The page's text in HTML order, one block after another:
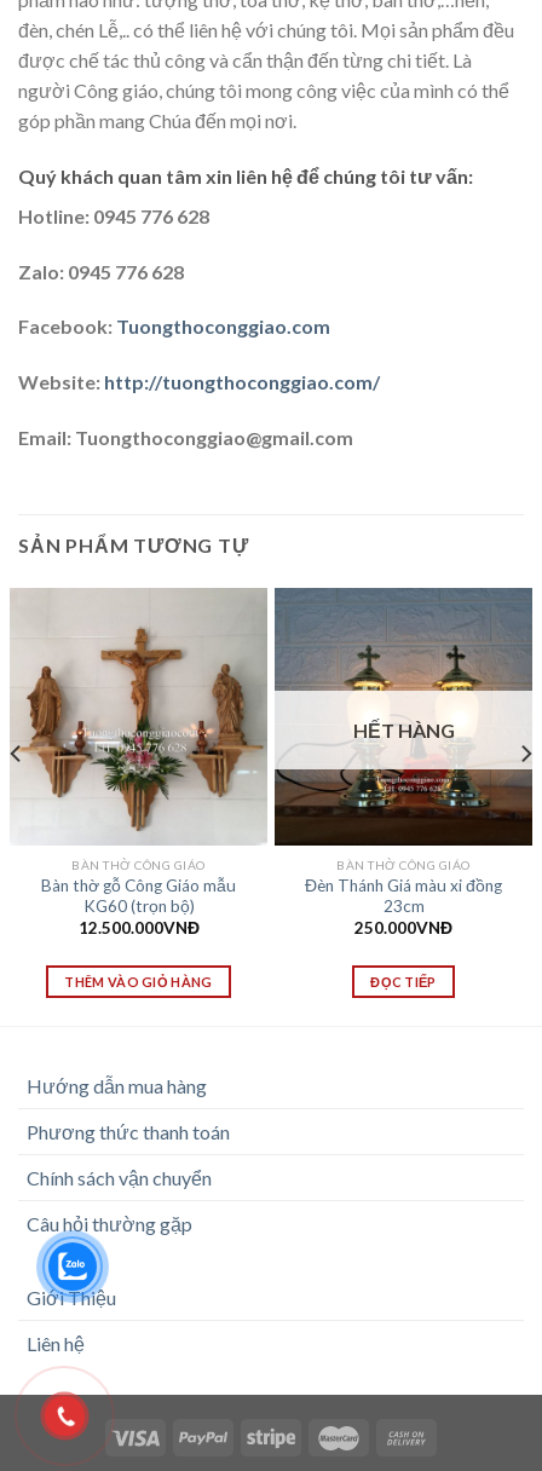
đèn, chén Lễ,.. có thể liên hệ với chúng tôi. Mọi sản phẩm đều
được chế tác thủ công và cẩn thận đến từng chi tiết. Là
người Công giáo, chúng tôi mong công việc của mình có thể
góp phần mang Chúa đến mọi nơi.
Quý khách quan tâm xin liên hệ để chúng tôi tư vấn:
Hotline: 0945 776 628
Zalo: 0945 776 628
Facebook: Tuongthoconggiao.com
Website: http://tuongthoconggiao.com/
Email: Tuongthoconggiao@gmail.com
SẢN PHẨM TƯƠNG TỰ
BÀN THỜ CÔNG GIÁO
Bàn thờ gỗ Công Giáo mẫu
KG60 (trọn bộ)
12.500.000VNĐ
THÊM VÀO GIỎ HÀNG
HẾT HÀNG
BÀN THỜ CÔNG GIÁO
Đèn Thánh Giá màu xi đồng
23cm
250.000VNĐ
ĐỌC TIẾP
Hướng dẫn mua hàng
Phương thức thanh toán
Chính sách vận chuyển
Câu hỏi thường gặp
Giới Thiệu
Liên hệ